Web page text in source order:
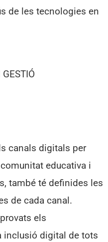
de les tecnologies en
GESTIÓ
canals digitals per
educativa i
també té definides les
de cada canal.
els
inclusió digital de tots